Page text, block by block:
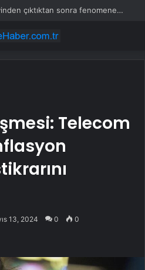
El Chapo’nun eşi cezaevinden çıktıktan sonra fenomene dönüştü
Telecom
13, 2024 0 0